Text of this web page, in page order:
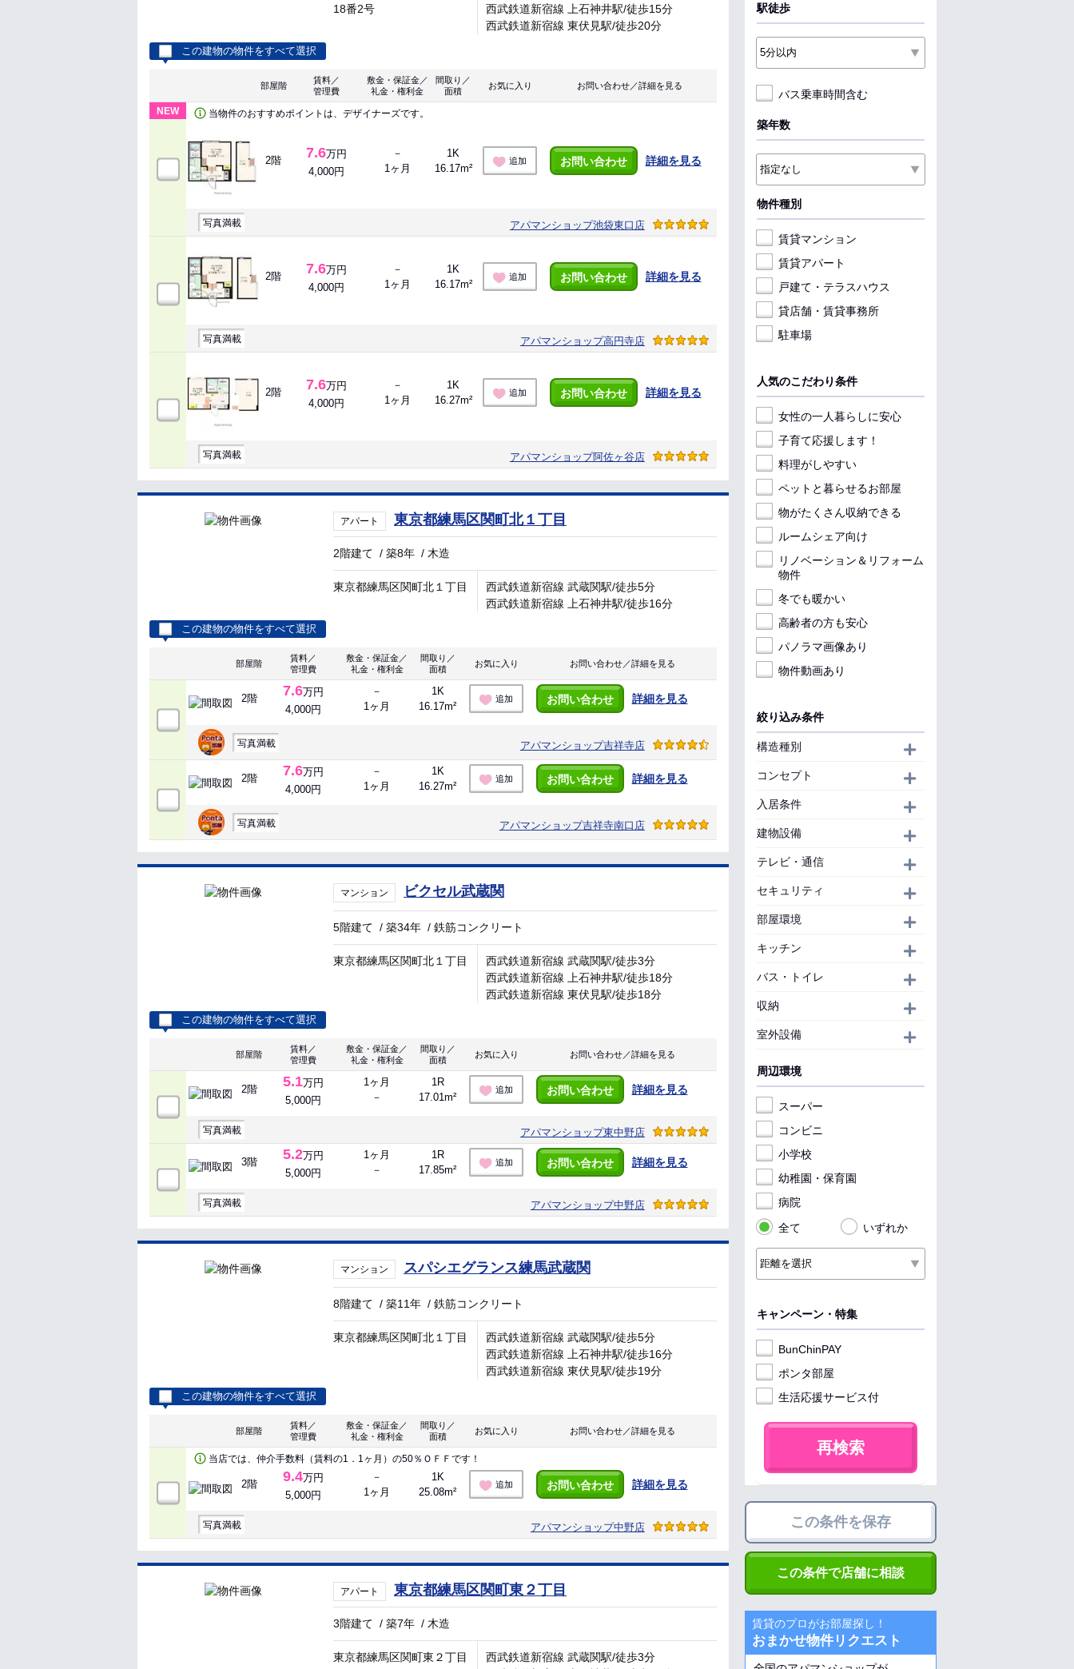
18番2号
西武鉄道新宿線 上石神井駅/徒歩15分
西武鉄道新宿線 東伏見駅/徒歩20分
この建物の物件をすべて選択
部屋階
賃料／
管理費
敷金・保証金／
礼金・権利金
間取り／
面積
お気に入り お問い合わせ／詳細を見る
NEW 当物件のおすすめポイントは、デザイナーズです。
2階 7.6万円
4,000円
－
1ヶ月
1K
16.17m²
追加 お問い合わせ 詳細を見る
写真満載 アパマンショップ池袋東口店
2階 7.6万円
4,000円
－
1ヶ月
1K
16.17m²
追加 お問い合わせ 詳細を見る
写真満載 アパマンショップ高円寺店
2階 7.6万円
4,000円
－
1ヶ月
1K
16.27m²
追加 お問い合わせ 詳細を見る
写真満載 アパマンショップ阿佐ヶ谷店
アパート 東京都練馬区関町北１丁目
2階建て /築8年 / 木造
東京都練馬区関町北１丁目
西武鉄道新宿線 武蔵関駅/徒歩5分
西武鉄道新宿線 上石神井駅/徒歩16分
この建物の物件をすべて選択
部屋階
賃料／
管理費
敷金・保証金／
礼金・権利金
間取り／
面積
お気に入り お問い合わせ／詳細を見る
2階 7.6万円
4,000円
－
1ヶ月
1K
16.17m²
追加 お問い合わせ 詳細を見る
写真満載 アパマンショップ吉祥寺店
2階 7.6万円
4,000円
－
1ヶ月
1K
16.27m²
追加 お問い合わせ 詳細を見る
写真満載 アパマンショップ吉祥寺南口店
マンション ビクセル武蔵関
5階建て /築34年 /鉄筋コンクリート
東京都練馬区関町北１丁目
西武鉄道新宿線 武蔵関駅/徒歩3分
西武鉄道新宿線 上石神井駅/徒歩18分
西武鉄道新宿線 東伏見駅/徒歩18分
この建物の物件をすべて選択
部屋階
賃料／
管理費
敷金・保証金／
礼金・権利金
間取り／
面積
お気に入り お問い合わせ／詳細を見る
2階 5.1万円
5,000円
1ヶ月
－
1R
17.01m²
追加 お問い合わせ 詳細を見る
写真満載 アパマンショップ東中野店
3階 5.2万円
5,000円
1ヶ月
－
1R
17.85m²
追加 お問い合わせ 詳細を見る
写真満載 アパマンショップ中野店
マンション スパシエグランス練馬武蔵関
8階建て /築11年 /鉄筋コンクリート
東京都練馬区関町北１丁目
西武鉄道新宿線 武蔵関駅/徒歩5分
西武鉄道新宿線 上石神井駅/徒歩16分
西武鉄道新宿線 東伏見駅/徒歩19分
この建物の物件をすべて選択
部屋階
賃料／
管理費
敷金・保証金／
礼金・権利金
間取り／
面積
お気に入り お問い合わせ／詳細を見る
当店では、仲介手数料（賃料の1．1ヶ月）の50％ＯＦＦです！
2階 9.4万円
5,000円
－
1ヶ月
1K
25.08m²
追加 お問い合わせ 詳細を見る
写真満載 アパマンショップ中野店
アパート 東京都練馬区関町東２丁目
3階建て /築7年 / 木造
東京都練馬区関町東２丁目
西武鉄道新宿線 武蔵関駅/徒歩3分
駅徒歩
バス乗車時間含む
築年数
物件種別
賃貸マンション
賃貸アパート
戸建て・テラスハウス
貸店舗・賃貸事務所
駐車場
人気のこだわり条件
女性の一人暮らしに安心
子育て応援します！
料理がしやすい
ペットと暮らせるお部屋
物がたくさん収納できる
ルームシェア向け
リノベーション＆リフォーム
物件
冬でも暖かい
高齢者の方も安心
パノラマ画像あり
物件動画あり
絞り込み条件
構造種別
コンセプト
入居条件
建物設備
テレビ・通信
セキュリティ
部屋環境
キッチン
バス・トイレ
収納
室外設備
周辺環境
スーパー
コンビニ
小学校
幼稚園・保育園
病院
全て
いずれか
キャンペーン・特集
BunChinPAY
ポンタ部屋
生活応援サービス付
再検索
この条件を保存
この条件で店舗に相談
賃貸のプロがお部屋探し！
おまかせ物件リクエスト